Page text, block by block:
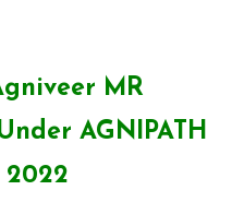
MR
AGNIPATH
2022